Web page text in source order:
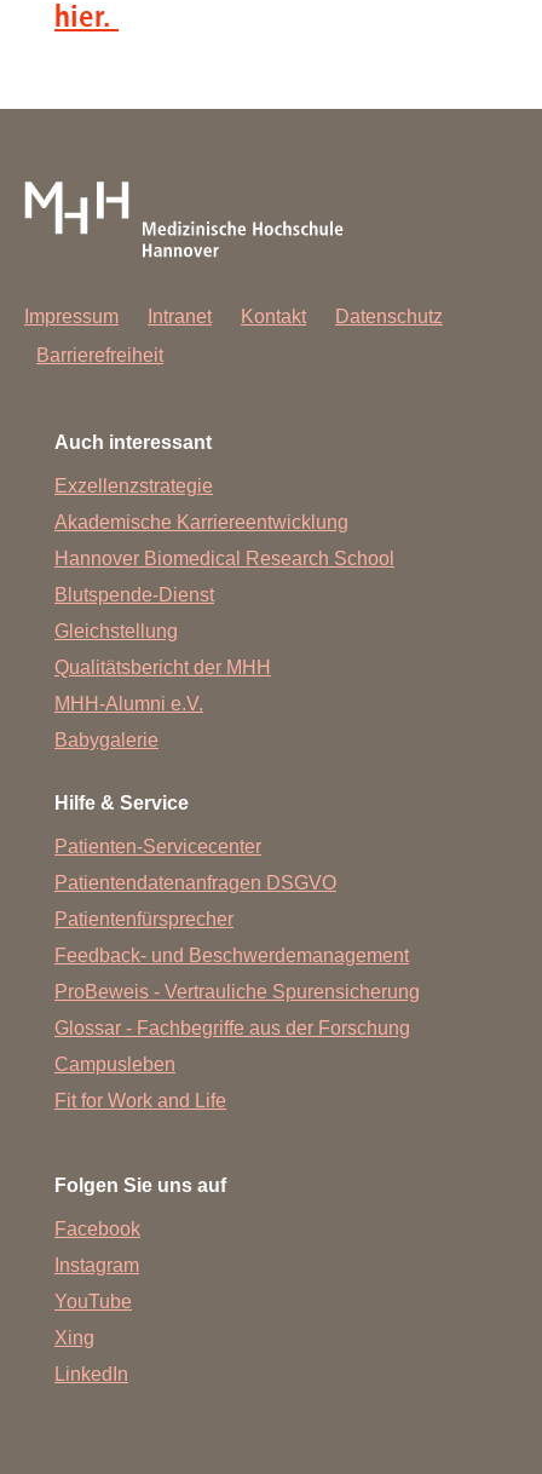
hier.
Impressum Intranet Kontakt
Datenschutz
Barrierefreiheit
Auch interessant
Exzellenzstrategie
Akademische Karriereentwicklung
Hannover Biomedical Research School
Blutspende-Dienst
Gleichstellung
Qualitätsbericht der MHH
MHH-Alumni e.V.
Babygalerie
Hilfe & Service
Patienten-Servicecenter
Patientendatenanfragen DSGVO
Patientenfürsprecher
Feedback- und Beschwerdemanagement
ProBeweis - Vertrauliche Spurensicherung
Glossar - Fachbegriffe aus der Forschung
Campusleben
Fit for Work and Life
Folgen Sie uns auf
Facebook
Instagram
YouTube
Xing
LinkedIn